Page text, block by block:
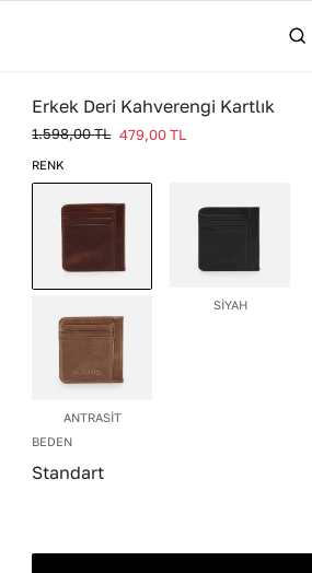
Erkek Deri Kahverengi Kartlık
1.598,00TL 479,00 TL
RENK
SİYAH
ANTRASİT
BEDEN
Standart